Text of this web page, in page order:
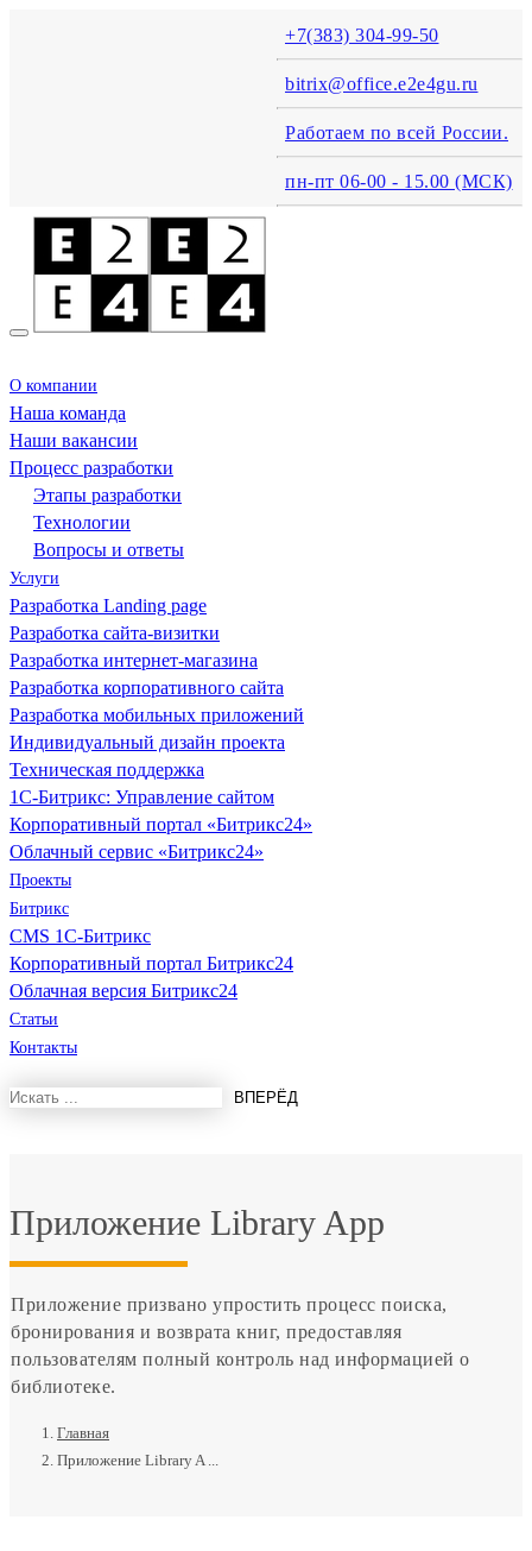
+7(383) 304-99-50
bitrix@office.e2e4gu.ru
Работаем по всей России.
пн-пт 06-00 - 15.00 (MСК)
О компании
Наша команда
Наши вакансии
Процесс разработки
Этапы разработки
Технологии
Вопросы и ответы
Услуги
Разработка Landing page
Разработка сайта-визитки
Разработка интернет-магазина
Разработка корпоративного сайта
Разработка мобильных приложений
Индивидуальный дизайн проекта
Техническая поддержка
1С-Битрикс: Управление сайтом
Корпоративный портал «Битрикс24»
Облачный сервис «Битрикс24»
Проекты
Битрикс
CMS 1С-Битрикс
Корпоративный портал Битрикс24
Облачная версия Битрикс24
Статьи
Контакты
Приложение Library App
Приложение призвано упростить процесс поиска,
бронирования и возврата книг, предоставляя
пользователям полный контроль над информацией о
библиотеке.
Главная
Приложение Library A ...